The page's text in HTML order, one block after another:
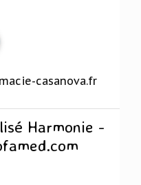
casanova.fr
Harmonie -